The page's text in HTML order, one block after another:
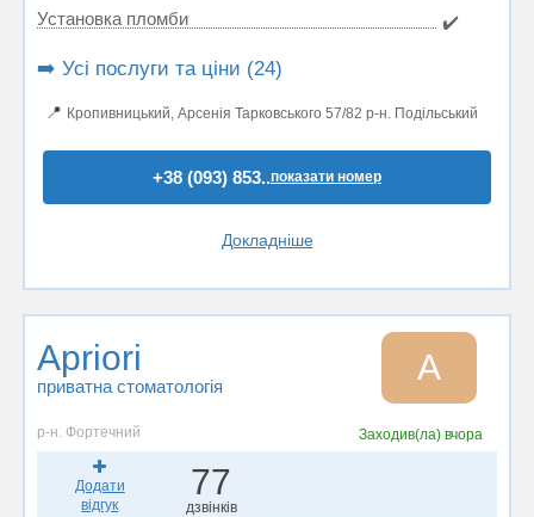
Установка пломби ✔️
➡️ Усі послуги та ціни (24)
📍 Кропивницький, Арсенія Тарковського 57/82 р-н. Подільський
+38 (093) 853..показати номер
Докладніше
Apriori
приватна стоматологія A
р-н. Фортечний Заходив(ла) вчора
Додати
відгук
77
дзвінків